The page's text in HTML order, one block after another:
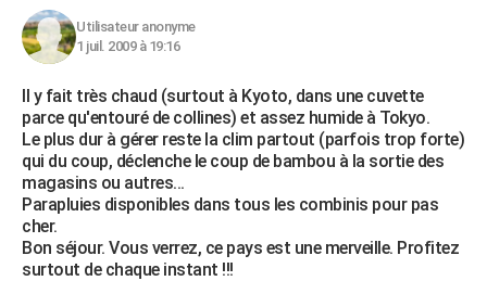
Utilisateur anonyme
1 juil. 2009 à 19:16
Il y fait très chaud (surtout à Kyoto, dans une cuvette
parce qu'entouré de collines) et assez humide à Tokyo.
Le plus dur à gérer reste la clim partout (parfois trop forte)
qui du coup, déclenche le coup de bambou à la sortie des
magasins ou autres...
Parapluies disponibles dans tous les combinis pour pas
cher.
Bon séjour. Vous verrez, ce pays est une merveille. Profitez
surtout de chaque instant !!!